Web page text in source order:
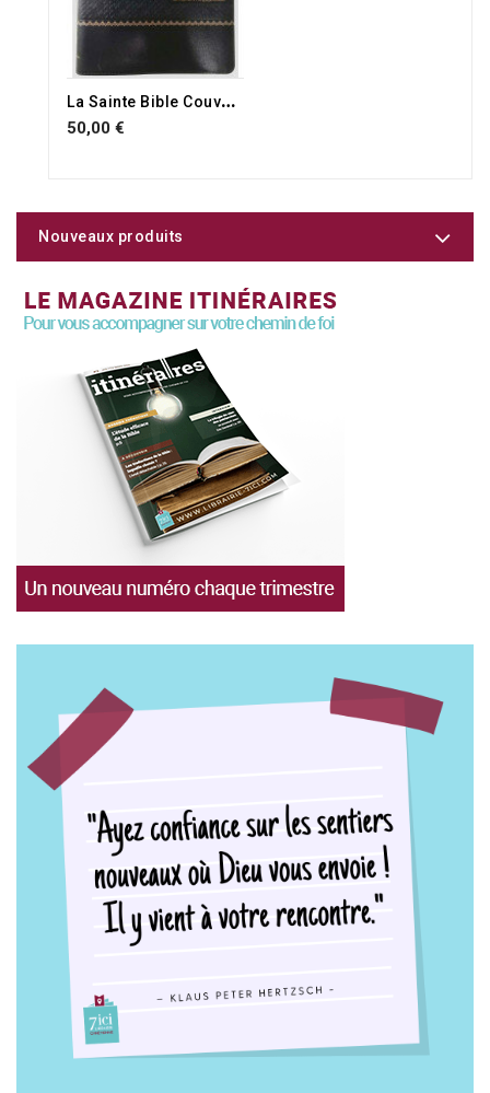
L
a Sainte Bible Couverture souple noire similicuir avec onglets et tranche dorée. Gros caractères
50,00 €
Nouveaux produits